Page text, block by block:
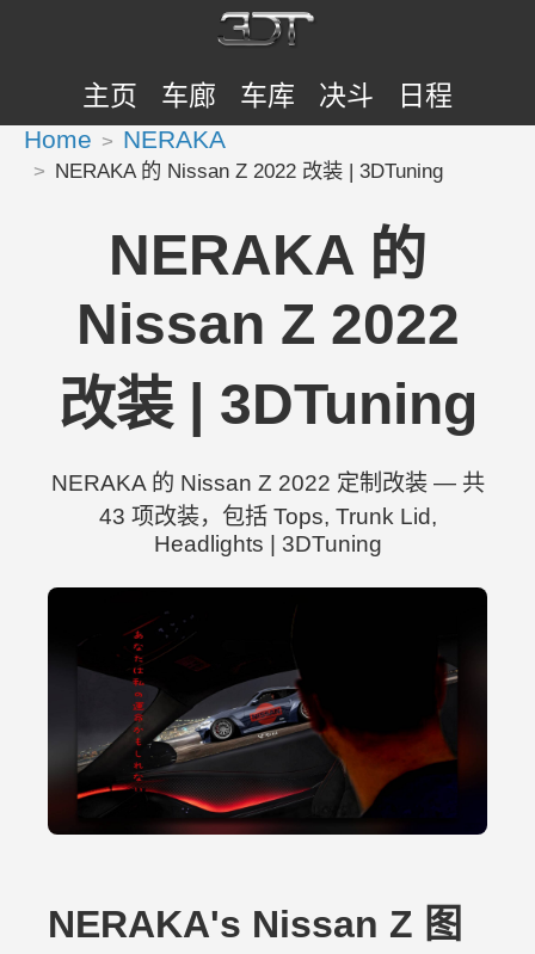
主页 车廊 车库 决斗 日程
Home NERAKA
NERAKA 的 Nissan Z 2022 改装 | 3DTuning
NERAKA 的
Nissan Z 2022
改装 | 3DTuning
NERAKA 的 Nissan Z 2022 定制改装 — 共
43 项改装，包括 Tops, Trunk Lid,
Headlights | 3DTuning
NERAKA's Nissan Z 图